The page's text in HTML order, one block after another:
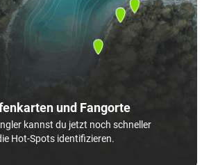
und Fangorte
kannst du jetzt noch schneller
Hot-Spots identifizieren.